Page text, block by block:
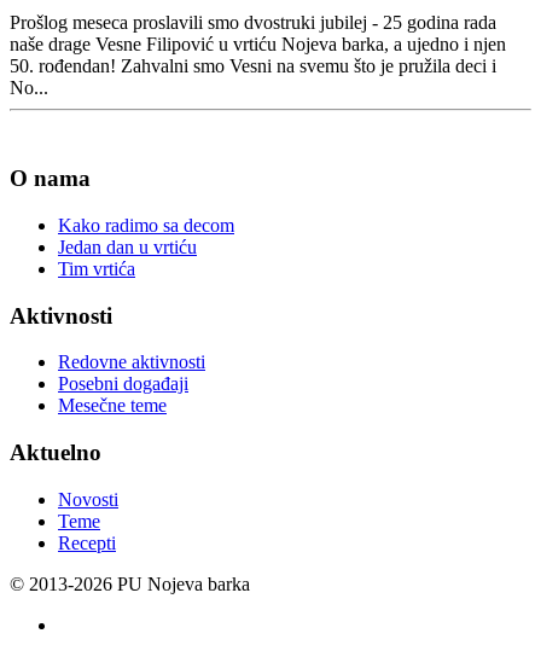
Prošlog meseca proslavili smo dvostruki jubilej - 25 godina rada
naše drage Vesne Filipović u vrtiću Nojeva barka, a ujedno i njen
50. rođendan! Zahvalni smo Vesni na svemu što je pružila deci i
No...
O nama
Kako radimo sa decom
Jedan dan u vrtiću
Tim vrtića
Aktivnosti
Redovne aktivnosti
Posebni događaji
Mesečne teme
Aktuelno
Novosti
Teme
Recepti
© 2013-2026 PU Nojeva barka